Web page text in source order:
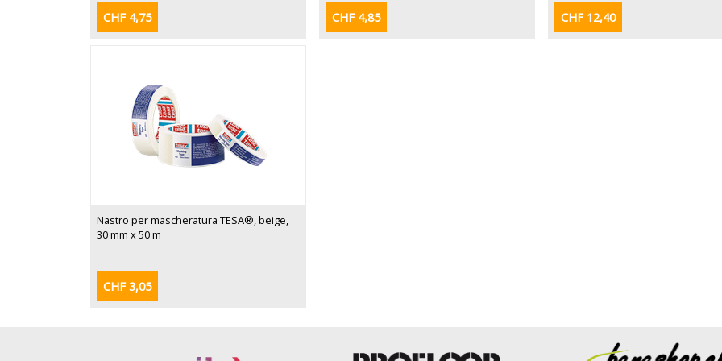
CHF 4,75 CHF 4,85 CHF 12,40
Nastro per mascheratura TESA®, beige,
30 mm x 50 m
CHF 3,05